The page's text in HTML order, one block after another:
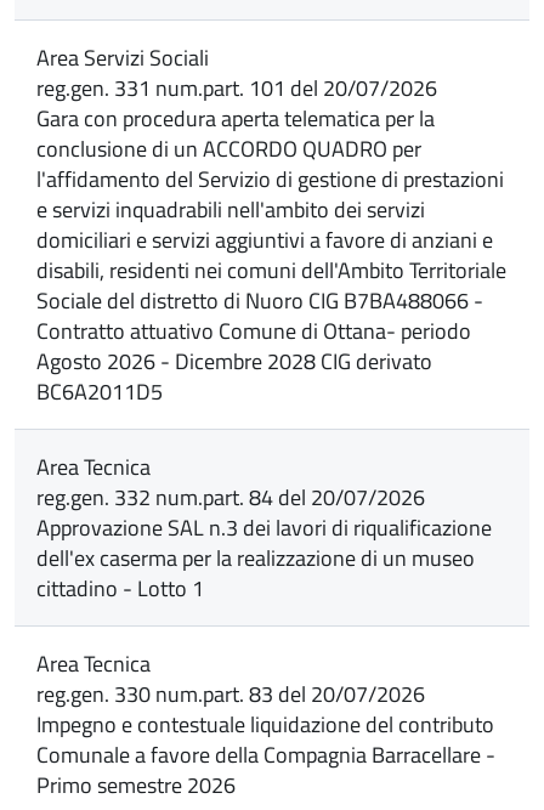
Area Servizi Sociali
reg.gen. 331 num.part. 101 del 20/07/2026
Gara con procedura aperta telematica per la
conclusione di un ACCORDO QUADRO per
l'affidamento del Servizio di gestione di prestazioni
e servizi inquadrabili nell'ambito dei servizi
domiciliari e servizi aggiuntivi a favore di anziani e
disabili, residenti nei comuni dell'Ambito Territoriale
Sociale del distretto di Nuoro CIG B7BA488066 -
Contratto attuativo Comune di Ottana- periodo
Agosto 2026 - Dicembre 2028 CIG derivato
BC6A2011D5
Area Tecnica
reg.gen. 332 num.part. 84 del 20/07/2026
Approvazione SAL n.3 dei lavori di riqualificazione
dell'ex caserma per la realizzazione di un museo
cittadino - Lotto 1
Area Tecnica
reg.gen. 330 num.part. 83 del 20/07/2026
Impegno e contestuale liquidazione del contributo
Comunale a favore della Compagnia Barracellare -
Primo semestre 2026